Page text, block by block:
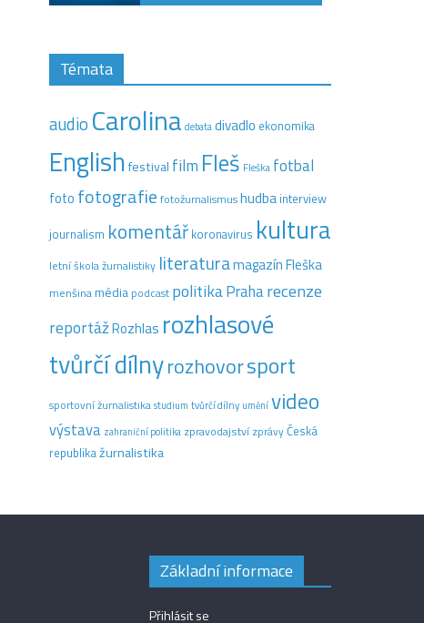
Témata
audio Carolina debatadivadlo ekonomika
Englishfestival film Fleš Fleška fotbal
foto fotografie fotožurnalismushudba interview
journalism komentář koronavirus kultura
letní škola žurnalistiky literaturamagazín Fleška
menšinamédia podcast politikaPraharecenze
reportážRozhlas rozhlasové
tvůrčí dílnyrozhovorsport
sportovní žurnalistikastudium tvůrčí dílny uměnívideo
výstava zahraniční politika zpravodajství zprávyČeská
republikažurnalistika
Základní informace
Přihlásit se